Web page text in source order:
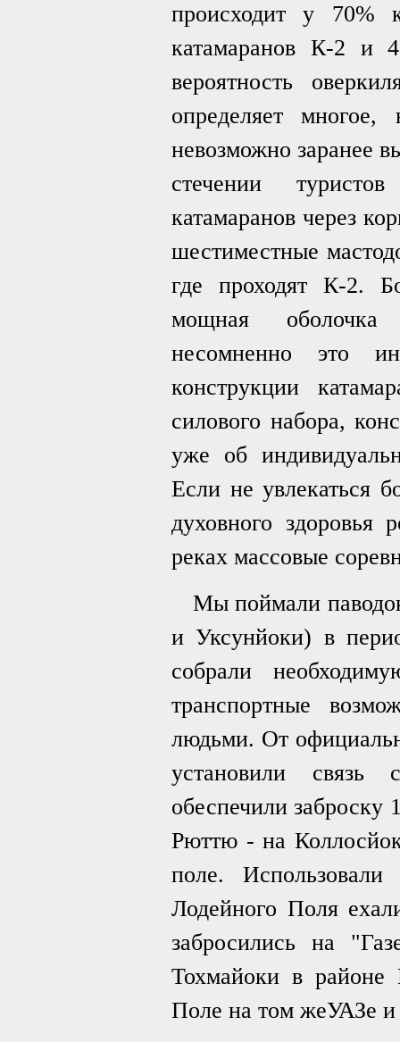
происходит у 70%
катамаранов К-2 и
вероятность
определяет
невозможно заранее
стечении
катамаранов через
шестиместные
где проходят К-2.
мощная оболочка
несомненно это
конструкции
силового набора,
уже об
Если не увлекаться
духовного здоровья
реках массовые
Мы поймали
и Уксунйоки) в
собрали
транспортные
людьми. От
установили
обеспечили заброску
Рюттю - на
поле.
Лодейного Поля
забросились на
Тохмайоки в районе
Поле на том жеУАЗе